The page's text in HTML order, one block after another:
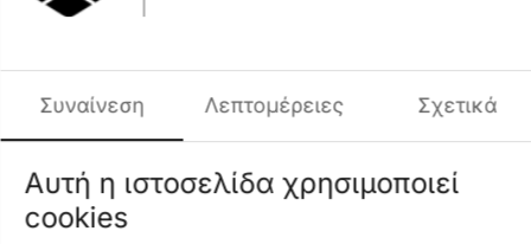
μόνο. Το αυθεντικό στυλ, εμπνευσμένο από τα ρούχα για
σειρές της Arena που δημιούργησε πρωτη φορά το 1973.
Το κλασσικό λογότυπο αλλά και η γνωστή γραμμή της
Arena κάνουν το συγκεκριμένο παντελόνι απαραίτητο
κομμάτι για την γκαρνταρόμπα όλων των φίλων που
λατρεύουν τις πιο ρετρό εμφανίσεις. Για μεγαλύτερη
άνεση υπάρχουν δυο πλαϊνές τσέπες και ρυθμιζόμενο
κορδόνι στη μέση. Ένα παντελόνι φόρμας που
Συναίνεση Λεπτομέρειες Σχετικά
Αυτή η ιστοσελίδα χρησιμοποιεί
cookies